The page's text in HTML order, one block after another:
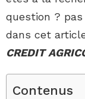
question ? pas
dans cet
CREDIT
Contenus